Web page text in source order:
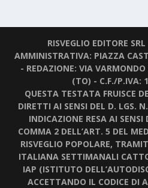
RISVEGLIO EDITORE
AMMINISTRATIVA: PIAZZA
- REDAZIONE: VIA
(TO) - C.F./P.IVA:
QUESTA TESTATA FRUISCE
DIRETTI AI SENSI DEL D. LGS.
INDICAZIONE RESA AI SENSI
COMMA 2 DELL’ART. 5 DEL
RISVEGLIO POPOLARE,
ITALIANA SETTIMANALI
IAP (ISTITUTO
ACCETTANDO IL CODICE DI